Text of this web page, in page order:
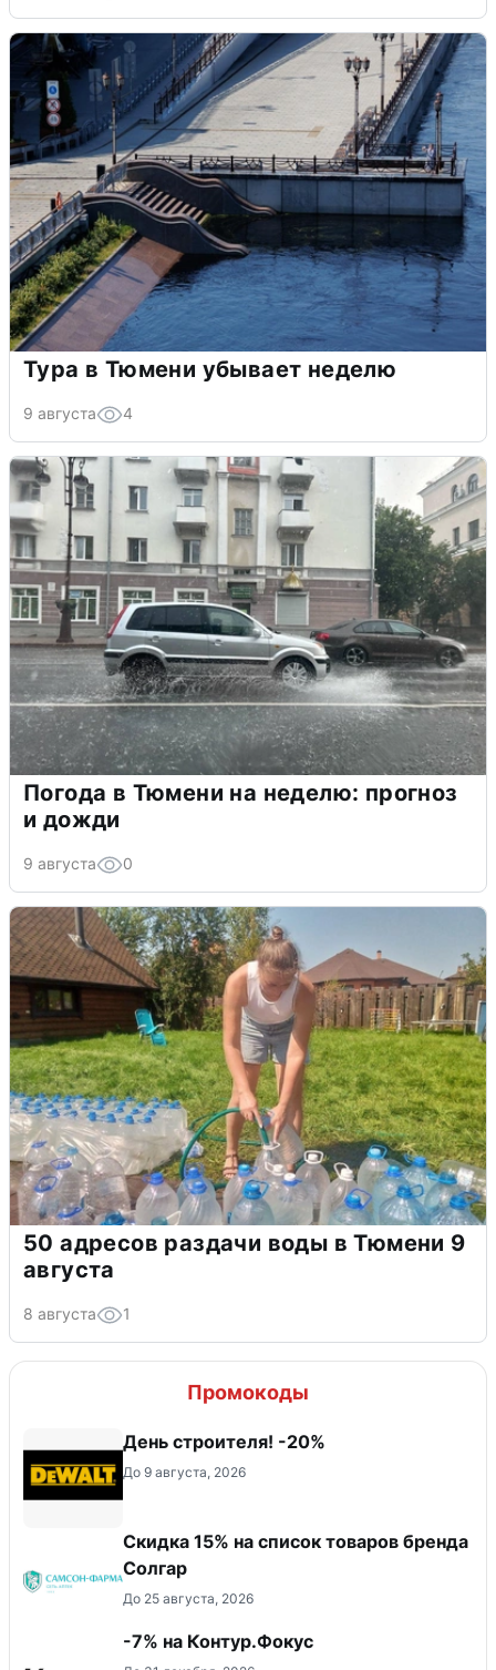
Тура в Тюмени убывает неделю
9 августа 4
Погода в Тюмени на неделю: прогноз
и дожди
9 августа 0
50 адресов раздачи воды в Тюмени 9
августа
8 августа 1
Промокоды
День строителя! -20%
До 9 августа, 2026
Скидка 15% на список товаров бренда
Солгар
До 25 августа, 2026
-7% на Контур.Фокус